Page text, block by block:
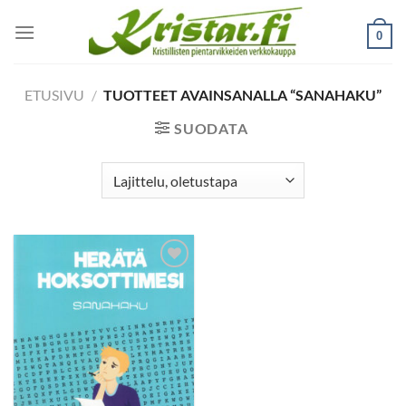
0
ETUSIVU / TUOTTEET AVAINSANALLA “SANAHAKU”
SUODATA
Add to
wishlist